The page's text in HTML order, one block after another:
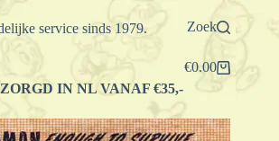
service sinds 1979. Zoek
Winkelwagen
€0.00
IN NL VANAF €35,-